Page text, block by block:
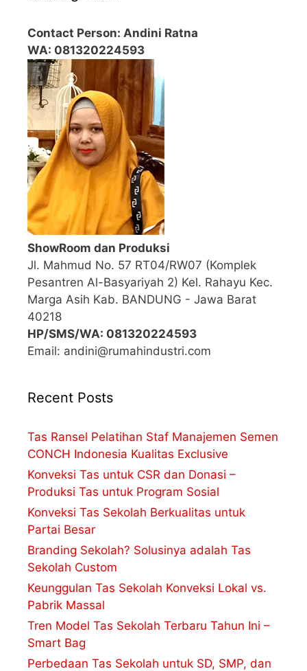
Contact Person: Andini Ratna
WA: 081320224593
ShowRoom dan Produksi
Jl. Mahmud No. 57 RT04/RW07 (Komplek
Pesantren Al-Basyariyah 2) Kel. Rahayu Kec.
Marga Asih Kab. BANDUNG - Jawa Barat
40218
HP/SMS/WA: 081320224593
Email: andini@rumahindustri.com
Recent Posts
Tas Ransel Pelatihan Staf Manajemen Semen
CONCH Indonesia Kualitas Exclusive
Konveksi Tas untuk CSR dan Donasi –
Produksi Tas untuk Program Sosial
Konveksi Tas Sekolah Berkualitas untuk
Partai Besar
Branding Sekolah? Solusinya adalah Tas
Sekolah Custom
Keunggulan Tas Sekolah Konveksi Lokal vs.
Pabrik Massal
Tren Model Tas Sekolah Terbaru Tahun Ini –
Smart Bag
Perbedaan Tas Sekolah untuk SD, SMP, dan